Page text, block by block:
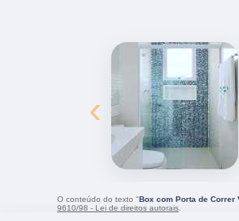
‹
O conteúdo do texto "Box com Porta de Correr
9610/98 - Lei de direitos autorais